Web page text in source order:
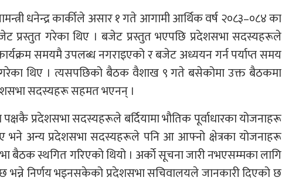
धनेन्द्र कार्कीले असार १ गते आगामी आर्थिक वर्ष २०८३–०८४ का
प्रस्तुत गरेका थिए । बजेट प्रस्तुत भएपछि प्रदेशसभा सदस्यहरूले
समयमै उपलब्ध नगराइएको र बजेट अध्ययन गर्न पर्याप्त समय
थिए । त्यसपछिको बैठक वैशाख ९ गते बसेकोमा उक्त बैठकमा
सदस्यहरू सहमत भएनन् ।
पक्षकै प्रदेशसभा सदस्यहरूले बर्दियामा भौतिक पूर्वाधारका योजनाहरू
भने अन्य प्रदेशसभा सदस्यहरूले पनि आ आफ्नो क्षेत्रका योजनाहरू
बैठक स्थगित गरिएको थियो । अर्काे सूचना जारी नभएसम्मका लागि
निर्णय भइनसकेको प्रदेशसभा सचिवालयले जानकारी दिएको छ